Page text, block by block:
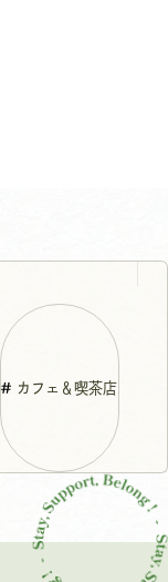
カフェ＆喫茶店